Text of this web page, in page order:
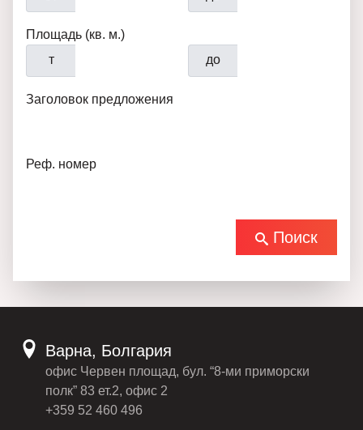
Площадь (кв. м.)
т
до
Заголовок предложения
Реф. номер
Поиск
Варна, Болгария
офис Червен площад, бул. “8-ми приморски
полк” 83 ет.2, офис 2
+359 52 460 496